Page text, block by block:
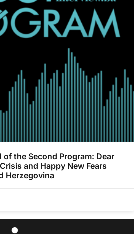
of the Second Program: Dear
and Happy New Fears
Herzegovina